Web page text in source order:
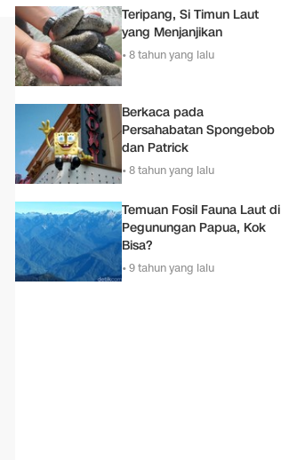
Teripang, Si Timun Laut
yang Menjanjikan
•8 tahun yang lalu
Berkaca pada
Persahabatan Spongebob
dan Patrick
•8 tahun yang lalu
Temuan Fosil Fauna Laut di
Pegunungan Papua, Kok
Bisa?
•9 tahun yang lalu